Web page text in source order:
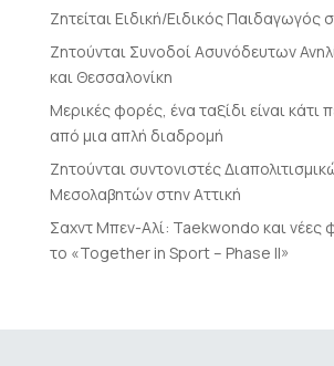
Ζητείται Ειδική/Ειδικός Παιδαγωγός
Ζητούνται Συνοδοί Ασυνόδευτων
και Θεσσαλονίκη
Μερικές φορές, ένα ταξίδι είναι κάτι
από μια απλή διαδρομή
Ζητούνται συντονιστές
Μεσολαβητών στην Αττική
Σαχντ Μπεν-Αλί: Taekwondo και νέες
το «Together in Sport – Phase II»